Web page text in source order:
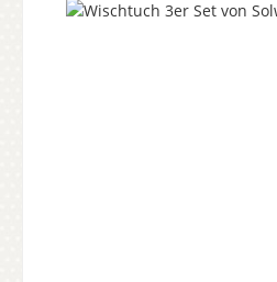
Bildergalerie überspringen